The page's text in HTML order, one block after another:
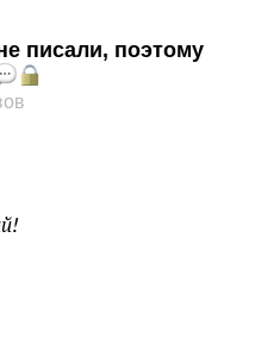
писали, поэтому